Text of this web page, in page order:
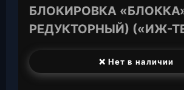
БЛОКИРОВКА
РЕДУКТОРНЫЙ) («ИЖ-
❌ Нет в наличии